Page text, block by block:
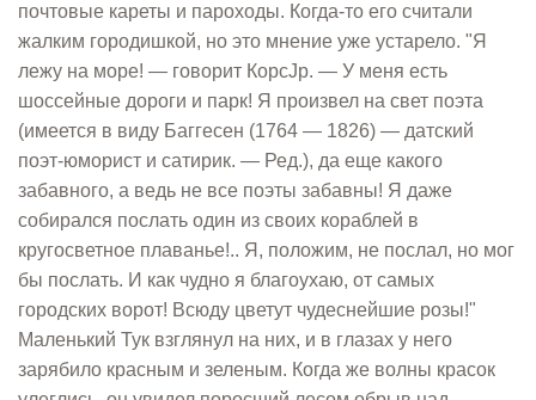
почтовые кареты и пароходы. Когда-то его считали
жалким городишкой, но это мнение уже устарело. "Я
лежу на море! — говорит КорсЈр. — У меня есть
шоссейные дороги и парк! Я произвел на свет поэта
(имеется в виду Баггесен (1764 — 1826) — датский
поэт-юморист и сатирик. — Ред.), да еще какого
забавного, а ведь не все поэты забавны! Я даже
собирался послать один из своих кораблей в
кругосветное плаванье!.. Я, положим, не послал, но мог
бы послать. И как чудно я благоухаю, от самых
городских ворот! Всюду цветут чудеснейшие розы!"
Маленький Тук взглянул на них, и в глазах у него
зарябило красным и зеленым. Когда же волны красок